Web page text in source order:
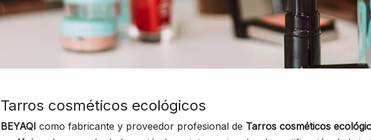
Tarros cosméticos ecológicos
BEYAQI como fabricante y proveedor profesional de Tarros cosméticos